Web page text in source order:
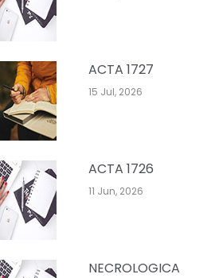
ACTA 1727
15 Jul, 2026
ACTA 1726
11 Jun, 2026
NECROLOGICA